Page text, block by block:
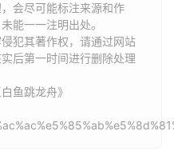
守城，急切难下，但他数亦
戬将贫道符印，先在黄河岸
，取城只用哪吒、雷震子足
计，一战成功，此去自然坦
宣。”
当日子牙传令：“哪吒领令
会尽可能标注来源和作
能一一注明出处。
犯其著作权，请通过网站
后第一时间进行删除处理
鱼跳龙舟》